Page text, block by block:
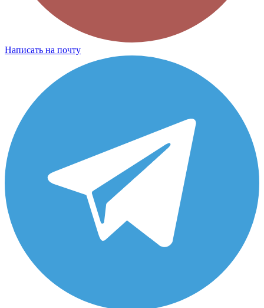
Написать на почту